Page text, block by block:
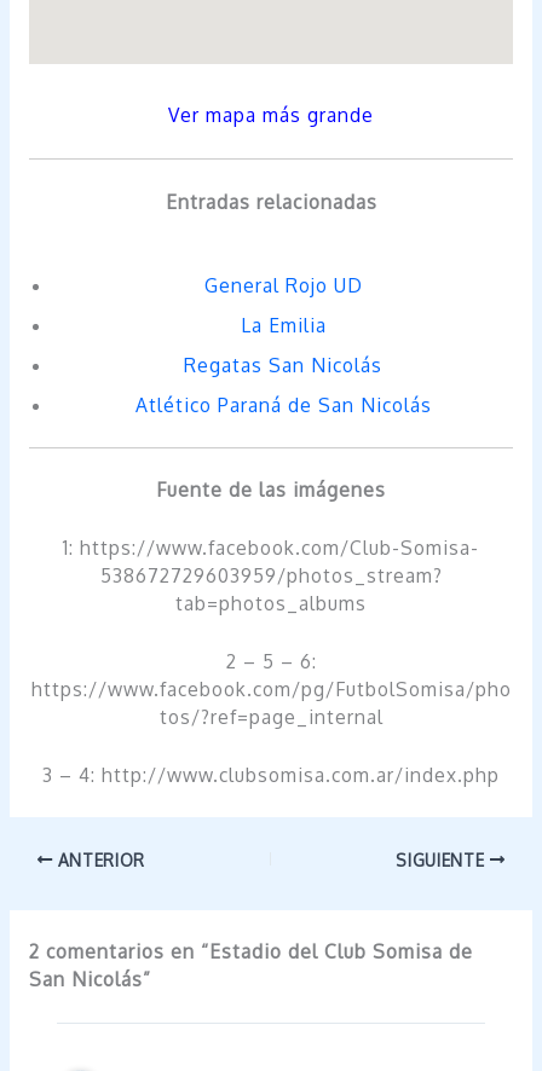
Ver mapa más grande
Entradas relacionadas
General Rojo UD
La Emilia
Regatas San Nicolás
Atlético Paraná de San Nicolás
Fuente de las imágenes
1: https://www.facebook.com/Club-Somisa-
538672729603959/photos_stream?
tab=photos_albums
2 – 5 – 6:
https://www.facebook.com/pg/FutbolSomisa/pho
tos/?ref=page_internal
3 – 4: http://www.clubsomisa.com.ar/index.php
ANTERIOR SIGUIENTE
2 comentarios en “Estadio del Club Somisa de
San Nicolás”